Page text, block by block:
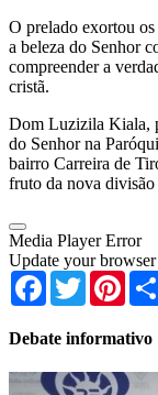
O prelado exortou
a beleza do Senhor
compreender a
cristã.
Dom Luzizila Kiala,
do Senhor na
bairro Carreira de
fruto da nova
Media Player Error
Update your
Facebook
Twitter
Debate informativo